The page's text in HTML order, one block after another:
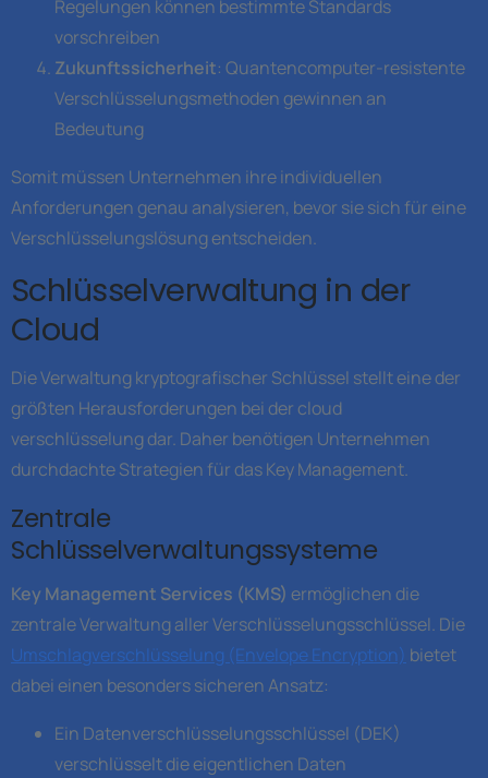
Regelungen können bestimmte Standards
vorschreiben
Zukunftssicherheit: Quantencomputer-resistente
Verschlüsselungsmethoden gewinnen an
Bedeutung
Somit müssen Unternehmen ihre individuellen
Anforderungen genau analysieren, bevor sie sich für eine
Verschlüsselungslösung entscheiden.
Schlüsselverwaltung in der
Cloud
Die Verwaltung kryptografischer Schlüssel stellt eine der
größten Herausforderungen bei der cloud
verschlüsselung dar. Daher benötigen Unternehmen
durchdachte Strategien für das Key Management.
Zentrale
Schlüsselverwaltungssysteme
Key Management Services (KMS) ermöglichen die
zentrale Verwaltung aller Verschlüsselungsschlüssel. Die
Umschlagverschlüsselung (Envelope Encryption) bietet
dabei einen besonders sicheren Ansatz:
Ein Datenverschlüsselungsschlüssel (DEK)
verschlüsselt die eigentlichen Daten